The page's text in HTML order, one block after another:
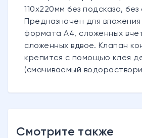
110х220мм без подсказа, без
Предназначен для вложения
формата А4, сложенных
сложенных вдвое. Клапан
крепится с помощью клея
(смачиваемый
Смотрите также